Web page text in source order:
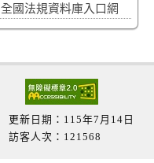
全國法規資料庫入口網
更新日期：115年7月14日
訪客人次：121568